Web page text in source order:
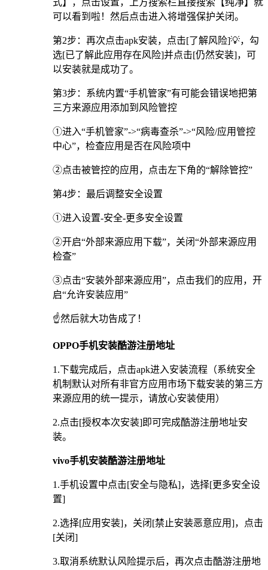
式】，点击设置，上方搜索栏直接搜索【纯净】就
可以看到啦！然后点击进入将增强保护关闭。
第2步：再次点击apk安装，点击[了解风险]💡，勾
选[已了解此应用存在风险]并点击[仍然安装]，可
以安装就是成功了。
第3步：系统内置“手机管家”有可能会错误地把第
三方来源应用添加到风险管控
①进入“手机管家”->“病毒查杀”->“风险/应用管控
中心”，检查应用是否在风险项中
②点击被管控的应用，点击左下角的“解除管控”
第4步：最后调整安全设置
①进入设置-安全-更多安全设置
②开启“外部来源应用下载”，关闭“外部来源应用
检查”
③点击“安装外部来源应用”，点击我们的应用，开
启“允许安装应用”
☝️然后就大功告成了！
OPPO手机安装酷游注册地址
1.下载完成后，点击apk进入安装流程（系统安全
机制默认对所有非官方应用市场下载安装的第三方
来源应用的统一提示，请放心安装使用）
2.点击[授权本次安装]即可完成酷游注册地址安
装。
vivo手机安装酷游注册地址
1.手机设置中点击[安全与隐私]，选择[更多安全设
置]
2.选择[应用安装]，关闭[禁止安装恶意应用]，点击
[关闭]
3.取消系统默认风险提示后，再次点击酷游注册地